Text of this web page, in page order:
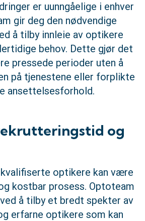
er uunngåelige i enhver
gir deg den nødvendige
å tilby innleie av optikere
behov. Dette gjør det
pressede perioder uten å
på tjenestene eller forplikte
ansettelsesforhold.
og
optikere kan være
kostbar prosess. Optoteam
å tilby et bredt spekter av
erfarne optikere som kan